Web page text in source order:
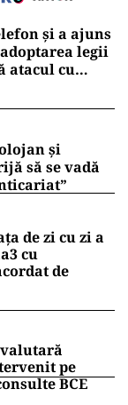
și a ajuns
legii
atacul cu
și
să se vadă
de zi cu zi a
cu
de
pe
BCE